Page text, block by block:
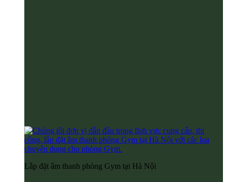
Lắp đặt âm thanh phòng Gym tại Hà Nội